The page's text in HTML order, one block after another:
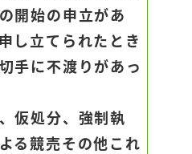
開始の申立があ
し立てられたとき
に不渡りがあっ
処分、強制執
る競売その他これ